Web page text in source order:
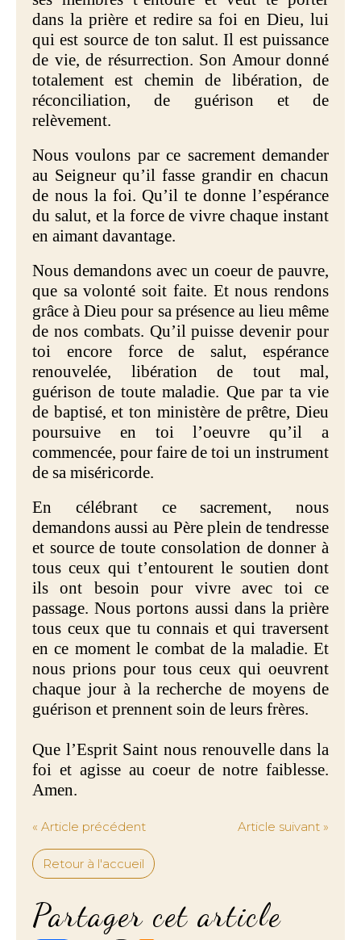
dans la prière et redire sa foi en Dieu, lui
qui est source de ton salut. Il est puissance
de vie, de résurrection. Son Amour donné
totalement est chemin de libération, de
réconciliation, de guérison et de
relèvement.
Nous voulons par ce sacrement demander
au Seigneur qu’il fasse grandir en chacun
de nous la foi. Qu’il te donne l’espérance
du salut, et la force de vivre chaque instant
en aimant davantage.
Nous demandons avec un coeur de pauvre,
que sa volonté soit faite. Et nous rendons
grâce à Dieu pour sa présence au lieu même
de nos combats. Qu’il puisse devenir pour
toi encore force de salut, espérance
renouvelée, libération de tout mal,
guérison de toute maladie. Que par ta vie
de baptisé, et ton ministère de prêtre, Dieu
poursuive en toi l’oeuvre qu’il a
commencée, pour faire de toi un instrument
de sa miséricorde.
En célébrant ce sacrement, nous
demandons aussi au Père plein de tendresse
et source de toute consolation de donner à
tous ceux qui t’entourent le soutien dont
ils ont besoin pour vivre avec toi ce
passage. Nous portons aussi dans la prière
tous ceux que tu connais et qui traversent
en ce moment le combat de la maladie. Et
nous prions pour tous ceux qui oeuvrent
chaque jour à la recherche de moyens de
guérison et prennent soin de leurs frères.
Que l’Esprit Saint nous renouvelle dans la
foi et agisse au coeur de notre faiblesse.
Amen.
« Article précédent Article suivant »
Retour à l'accueil
Partager cet article